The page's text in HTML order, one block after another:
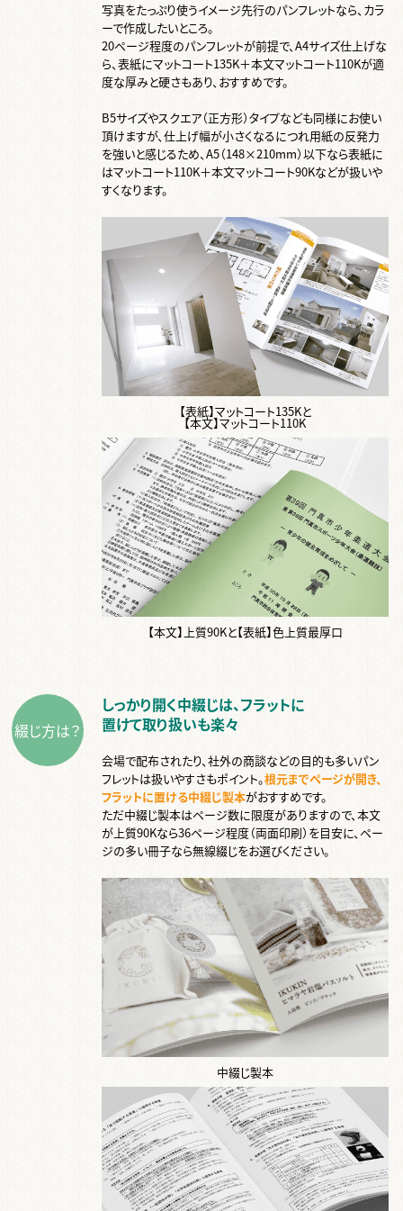
写真をたっぷり使うイメージ先行のパンフレットなら、カラ
ーで作成したいところ。
20ページ程度のパンフレットが前提で、A4サイズ仕上げな
ら、表紙にマットコート135K＋本文マットコート110Kが適
度な厚みと硬さもあり、おすすめです。
B5サイズやスクエア（正方形）タイプなども同様にお使い
頂けますが、仕上げ幅が小さくなるにつれ用紙の反発力
を強いと感じるため、A5（148×210mm）以下なら表紙に
はマットコート110K＋本文マットコート90Kなどが扱いや
すくなります。
【表紙】マットコート135Kと
【本文】マットコート110K
【本文】上質90Kと【表紙】色上質最厚口
綴じ方は？
しっかり開く中綴じは、フラットに
置けて取り扱いも楽々
会場で配布されたり、社外の商談などの目的も多いパン
フレットは扱いやすさもポイント。根元までページが開き、
フラットに置ける中綴じ製本がおすすめです。
ただ中綴じ製本はページ数に限度がありますので、本文
が上質90Kなら36ページ程度（両面印刷）を目安に、ペー
ジの多い冊子なら無線綴じをお選びください。
中綴じ製本